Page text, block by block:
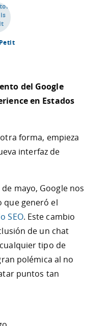
del Google
en Estados
forma, empieza
interfaz de
mayo, Google nos
que generó el
SEO. Este cambio
de un chat
tipo de
polémica al no
puntos tan